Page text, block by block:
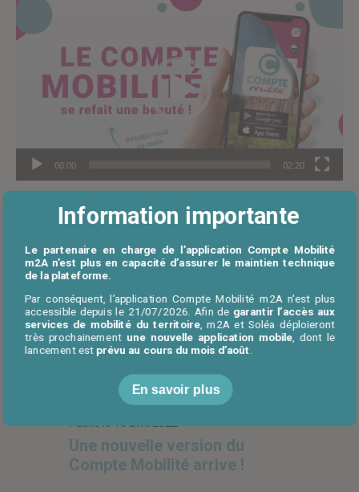
Lecteur
00:00 02:20
Actualités
Publié le13 avril 2022
Une nouvelle version du
Compte Mobilité arrive !
En savoir plus
Le partenaire en charge de l’application Compte Mobilité
m2A n’est plus en capacité d’assurer le maintien technique
de la plateforme.
Par conséquent, l’application Compte Mobilité m2A n'est plus
accessible depuis le 21/07/2026. Afin de garantir l’accès aux
services de mobilité du territoire, m2A et Soléa déploieront
très prochainement une nouvelle application mobile, dont le
lancement estprévu au cours du mois d’août.
Information importante